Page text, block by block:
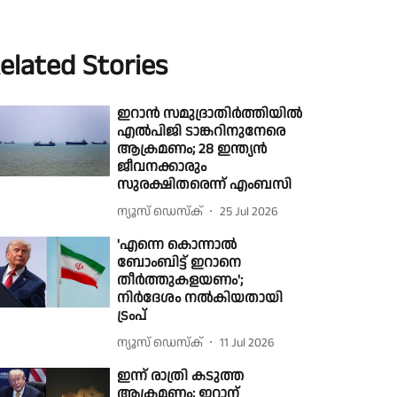
Stories
ഇറാന്‍ സമുദ്രാതിര്‍ത്തിയില്‍
എല്‍പിജി ടാങ്കറിനുനേരെ
ആക്രമണം; 28 ഇന്ത്യൻ
ജീവനക്കാരും
സുരക്ഷിതരെന്ന് എംബസി
ന്യൂസ് ഡെസ്ക് 25 Jul 2026
'എന്നെ കൊന്നാല്‍
ബോംബിട്ട് ഇറാനെ
തീര്‍ത്തുകളയണം';
നിര്‍ദേശം നല്‍കിയതായി
ട്രംപ്
ന്യൂസ് ഡെസ്ക് 11 Jul 2026
ഇന്ന് രാത്രി കടുത്ത